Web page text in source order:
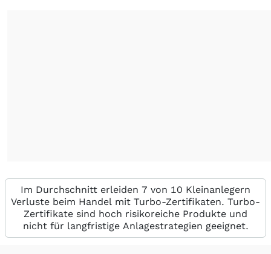
Im Durchschnitt erleiden 7 von 10 Kleinanlegern
Verluste beim Handel mit Turbo-Zertifikaten. Turbo-
Zertifikate sind hoch risikoreiche Produkte und
nicht für langfristige Anlagestrategien geeignet.